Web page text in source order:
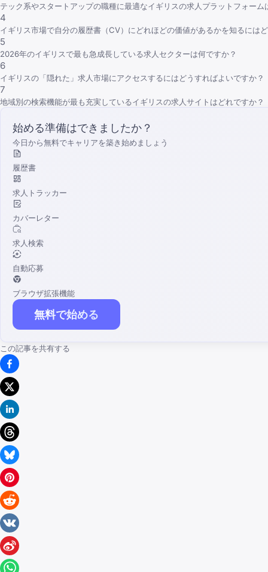
テック系やスタートアップの職種に最適なイギリスの求人プラットフォーム
4
イギリス市場で自分の履歴書（CV）にどれほどの価値があるかを知るには
5
2026年のイギリスで最も急成長している求人セクターは何ですか？
6
イギリスの「隠れた」求人市場にアクセスするにはどうすればよいですか？
7
地域別の検索機能が最も充実しているイギリスの求人サイトはどれですか？
始める準備はできましたか？
今日から無料でキャリアを築き始めましょう
履歴書
求人トラッカー
カバーレター
求人検索
自動応募
ブラウザ拡張機能
無料で始める
この記事を共有する